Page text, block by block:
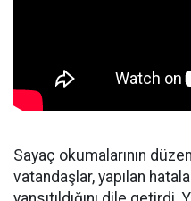
Sayaç okumalarının
vatandaşlar, yapılan